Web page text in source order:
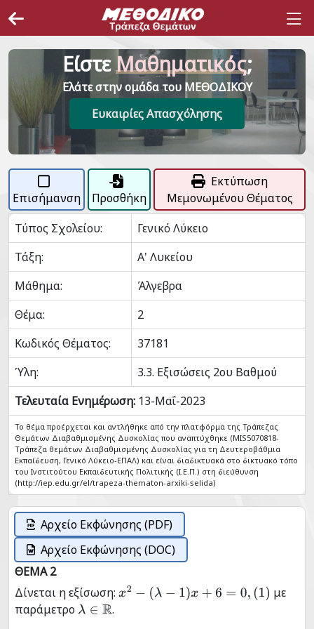
ΕίστεΜαθηματικός;
Ελάτε στην ομάδα του ΜΕΘΟΔΙΚΟΥ
Ευκαιρίες Απασχόλησης
Επισήμανση Προσθήκη
Εκτύπωση
Μεμονωμένου Θέματος
Τύπος Σχολείου:
Γενικό Λύκειο
Τάξη:
Α' Λυκείου
Μάθημα:
Άλγεβρα
Θέμα:
2
Κωδικός Θέματος:
37181
Ύλη:
3.3. Εξισώσεις 2ου Βαθμού
Τελευταία Ενημέρωση: 13-Μαΐ-2023
Το θέμα προέρχεται και αντλήθηκε από την πλατφόρμα της Τράπεζας
Θεμάτων Διαβαθμισμένης Δυσκολίας που αναπτύχθηκε (MIS5070818-
Tράπεζα θεμάτων Διαβαθμισμένης Δυσκολίας για τη Δευτεροβάθμια
Εκπαίδευση, Γενικό Λύκειο-ΕΠΑΛ) και είναι διαδικτυακά στο δικτυακό τόπο
του Ινστιτούτου Εκπαιδευτικής Πολιτικής (Ι.Ε.Π.) στη διεύθυνση
(http://iep.edu.gr/el/trapeza-thematon-arxiki-selida)
Αρχείο Εκφώνησης (PDF)
Αρχείο Εκφώνησης (DOC)
ΘΕΜΑ 2
Δίνεται η εξίσωση: x2−(λ −1) x+ 6=0,( 1)
με
παράμετρο λ∈R .